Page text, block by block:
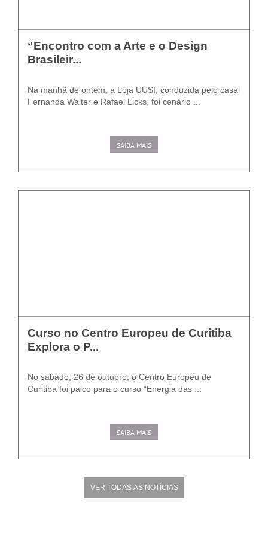
“Encontro com a Arte e o Design
Brasileir...
Na manhã de ontem, a Loja UUSI, conduzida pelo casal
Fernanda Walter e Rafael Licks, foi cenário ...
SAIBA MAIS
Curso no Centro Europeu de Curitiba
Explora o P...
No sábado, 26 de outubro, o Centro Europeu de
Curitiba foi palco para o curso “Energia das ...
SAIBA MAIS
VER TODAS AS NOTÍCIAS